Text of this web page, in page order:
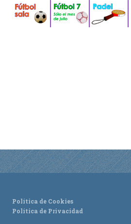
ACTUALIDAD
Política de Cookies
Política de Privacidad